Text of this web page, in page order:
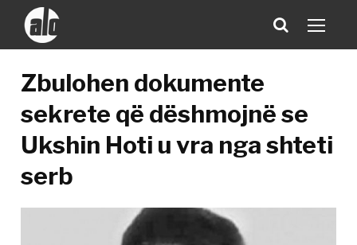
Zbulohen dokumente
sekrete që dëshmojnë se
Ukshin Hoti u vra nga shteti
serb